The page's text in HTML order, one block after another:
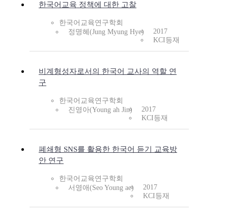
한국어교육 정책에 대한 고찰
한국어교육연구학회
정명혜(Jung Myung Hye)
2017
KCI등재
비계형성자로서의 한국어 교사의 역할 연
구
한국어교육연구학회
진영아(Young ah Jin)
2017
KCI등재
폐쇄형 SNS를 활용한 한국어 듣기 교육방
안 연구
한국어교육연구학회
서영애(Seo Young ae)
2017
KCI등재